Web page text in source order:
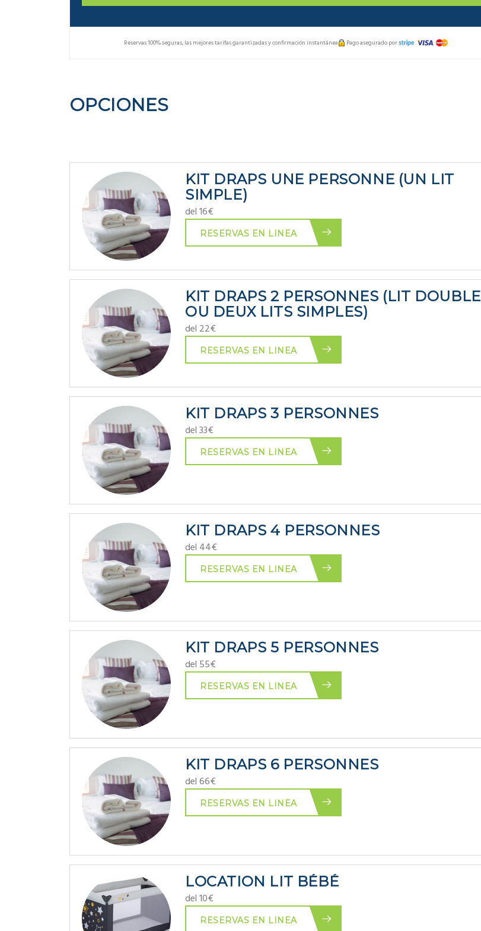
Reservas 100% seguras, las mejores tarifas garantizadas y confirmación instantánea Pago asegurado por
OPCIONES
KIT DRAPS UNE PERSONNE (UN LIT
SIMPLE)
del 16€
RESERVAS EN LINEA
KIT DRAPS 2 PERSONNES (LIT DOUBLE
OU DEUX LITS SIMPLES)
del 22€
RESERVAS EN LINEA
KIT DRAPS 3 PERSONNES
del 33€
RESERVAS EN LINEA
KIT DRAPS 4 PERSONNES
del 44€
RESERVAS EN LINEA
KIT DRAPS 5 PERSONNES
del 55€
RESERVAS EN LINEA
KIT DRAPS 6 PERSONNES
del 66€
RESERVAS EN LINEA
LOCATION LIT BÉBÉ
del 10€
RESERVAS EN LINEA